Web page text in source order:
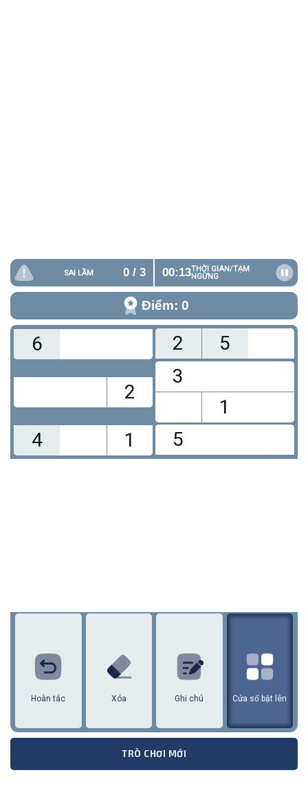
SAI LẦM 0/ 3 00:13 THỜI GIAN/TẠM
NGỪNG
Điểm: 0
6 2 5
2
3
1
4
1 5
Hoàn tác Xóa Ghi chú Cửa sổ bật lên
TRÒ CHƠI MỚI